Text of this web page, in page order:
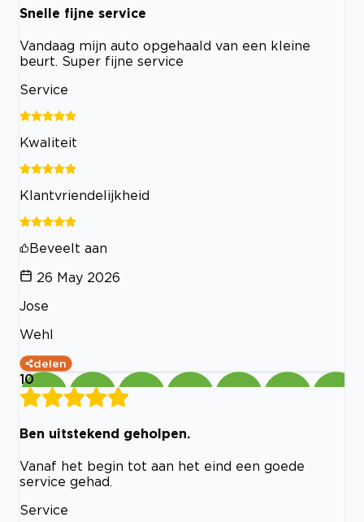
Snelle fijne service
Vandaag mijn auto opgehaald van een kleine
beurt. Super fijne service
Service
Kwaliteit
Klantvriendelijkheid
Beveelt aan
26 May 2026
Jose
Wehl
delen
10
Ben uitstekend geholpen.
Vanaf het begin tot aan het eind een goede
service gehad.
Service